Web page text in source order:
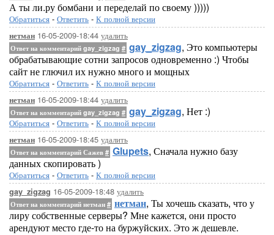
А ты ли.ру бомбани и переделай по своему )))))
Обратиться - Ответить - К полной версии
нетман 16-05-2009-18:44 удалить
Ответ на комментарий gay_zigzag # gay_zigzag, Это компьютеры
обрабатывающие сотни запросов одновременно :) Чтобы
сайт не глючил их нужно много и мощных
Обратиться - Ответить - К полной версии
нетман 16-05-2009-18:44 удалить
Ответ на комментарий gay_zigzag # gay_zigzag, Нет :)
Обратиться - Ответить - К полной версии
нетман 16-05-2009-18:45 удалить
Ответ на комментарий Сажев # Glupets, Сначала нужно базу
данных скопировать )
Обратиться - Ответить - К полной версии
gay_zigzag 16-05-2009-18:48 удалить
Ответ на комментарий нетман # нетман, Ты хочешь сказать, что у
лиру собственные серверы? Мне кажется, они просто
арендуют место где-то на буржуйских. Это ж дешевле.